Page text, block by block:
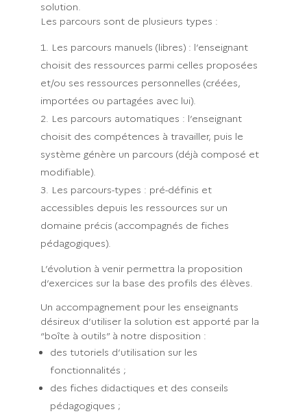
solution.
Les parcours sont de plusieurs types :
Les parcours manuels (libres) : l’enseignant
choisit des ressources parmi celles proposées
et/ou ses ressources personnelles (créées,
importées ou partagées avec lui).
Les parcours automatiques : l’enseignant
choisit des compétences à travailler, puis le
système génère un parcours (déjà composé et
modifiable).
Les parcours-types : pré-définis et
accessibles depuis les ressources sur un
domaine précis (accompagnés de fiches
pédagogiques).
L’évolution à venir permettra la proposition
d’exercices sur la base des profils des élèves.
Un accompagnement pour les enseignants
désireux d’utiliser la solution est apporté par la
“boîte à outils” à notre disposition :
des tutoriels d’utilisation sur les
fonctionnalités ;
des fiches didactiques et des conseils
pédagogiques ;